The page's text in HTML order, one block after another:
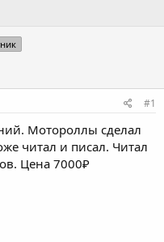
#1
Мотороллы сделал
читал и писал. Читал
Цена 7000₽